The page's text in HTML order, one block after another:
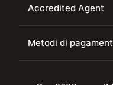
Accredited Agent
Metodi di